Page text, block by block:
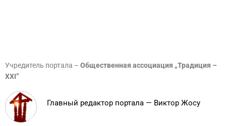
Учредитель портала – Общественная ассоциация „Традиция –
XXI”
Главный редактор портала — Виктор Жосу